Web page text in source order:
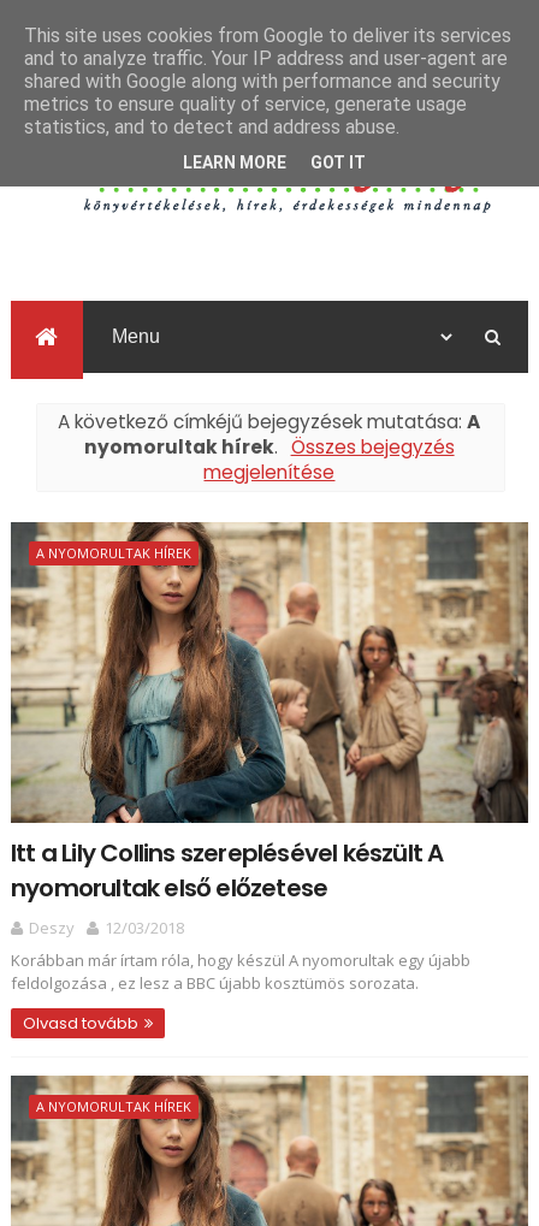
A következő címkéjű bejegyzések mutatása:A
nyomorultak hírek. Összes bejegyzés
megjelenítése
A NYOMORULTAK HÍREK
Itt a Lily Collins szereplésével készült A
nyomorultak első előzetese
Deszy
12/03/2018
Korábban már írtam róla, hogy készül A nyomorultak egy újabb
feldolgozása , ez lesz a BBC újabb kosztümös sorozata.
Olvasd tovább
A NYOMORULTAK HÍREK
This site uses cookies from Google to deliver its services
and to analyze traffic. Your IP address and user-agent are
shared with Google along with performance and security
metrics to ensure quality of service, generate usage
statistics, and to detect and address abuse.
LEARN MORE GOT IT